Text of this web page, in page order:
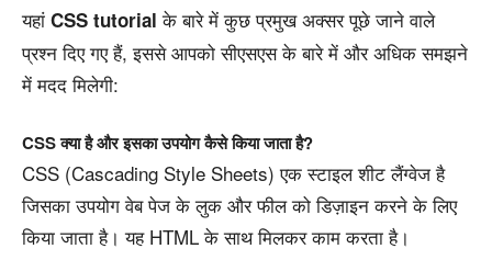
यहां CSS tutorial के बारे में कुछ प्रमुख अक्सर पूछे जाने वाले
प्रश्न दिए गए हैं, इससे आपको सीएसएस के बारे में और अधिक समझने
में मदद मिलेगी:
CSS क्या है और इसका उपयोग कैसे किया जाता है?
CSS (Cascading Style Sheets) एक स्टाइल शीट लैंग्वेज है
जिसका उपयोग वेब पेज के लुक और फील को डिज़ाइन करने के लिए
किया जाता है। यह HTML के साथ मिलकर काम करता है।